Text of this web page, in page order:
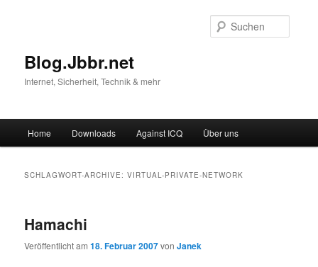
Blog.Jbbr.net
Internet, Sicherheit, Technik & mehr
Zum
Zum
wechseln
Home Downloads Against ICQ Über uns
SCHLAGWORT-ARCHIVE:VIRTUAL-PRIVATE-NETWORK
Hamachi
Veröffentlicht am18. Februar 2007vonJanek